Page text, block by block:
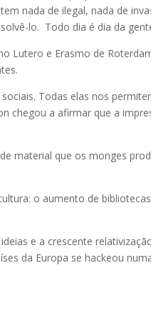
nada de ilegal, nada de
lo. Todo dia é dia da
Lutero e Erasmo de
Todas elas nos
chegou a afirmar que a
material que os monges
o aumento de
e a crescente
da Europa se hackeou